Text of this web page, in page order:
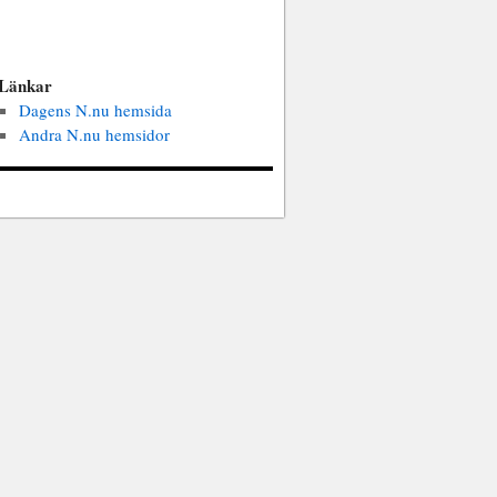
Dagens N.nu hemsida
Andra N.nu hemsidor